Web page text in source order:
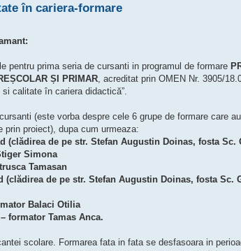
în cariera-formare
pentru prima seria de cursanti in programul de formare
ȘI PRIMAR , acreditat prin OMEN Nr. 3905/
calitate în cariera didactică”.
(este vorba despre cele 6 grupe de formare care
prin proiect), dupa cum urmeaza:
de pe str. Stefan Augustin Doinas, fosta Sc.
Simona
Tamasan
de pe str. Stefan Augustin Doinas, fosta Sc.
Balaci Otilia
formator Tamas Anca.
scolare. Formarea fata in fata se desfasoara in